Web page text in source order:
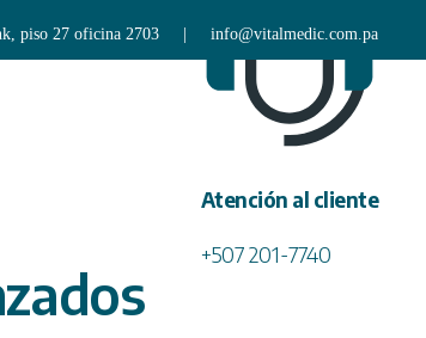
piso 27 oficina 2703 | info@vitalmedic.com.pa
Atención al cliente
+507 201-7740
Neurocirugía
Cardiovascular
Cuidados avanzados
Asepsia e instrumental
Ortopedia y tecnología de